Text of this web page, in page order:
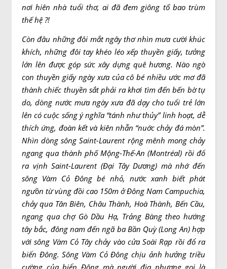
nơi hiên nhà tuổi thơ, ai đã đem giông tố bao trùm
thế hệ ?!
Còn đâu những đôi mắt ngây thơ nhìn mưa cười khúc
khích, những đôi tay khéo léo xếp thuyền giấy, tưởng
lớn lên được góp sức xây dựng quê hương. Nào ngờ
con thuyền giấy ngày xưa của cô bé nhiều ước mơ đã
thành chiếc thuyền sắt phải ra khơi tìm đến bến bờ tự
do, dòng nước mưa ngày xưa đã dạy cho tuổi trẻ lớn
lên có cuộc sống ý nghĩa “tánh như thủy” linh hoạt, dễ
thích ứng, đoàn kết và kiên nhẫn “nuớc chảy đá mòn”.
Nhìn dòng sông Saint-Laurent rộng mênh mong chảy
ngang qua thành phố Mộng-Thế-An (Montréal) rồi đổ
ra vịnh Saint-Laurent (Ðại Tây Dương) mà nhớ đến
sông Vàm Cỏ Ðông bé nhỏ, nước xanh biết phát
ngưồn từ vùng đồi cao 150m ở Ðông Nam Campuchia,
chảy qua Tân Biên, Châu Thành, Hoà Thành, Bến Cầu,
ngang qua chợ Gò Dầu Hạ, Trảng Bàng theo hướng
tây bắc, đông nam đến ngã ba Bần Quỳ (Long An) hợp
với sông Vàm Cỏ Tây chảy vào cửa Soài Rạp rồi đổ ra
biển Ðông. Sông Vàm Cỏ Ðông chịu ảnh hưởng triều
cường của biển Ðông mà người địa phương gọi là